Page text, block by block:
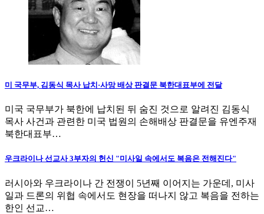
미 국무부, 김동식 목사 납치·사망 배상 판결문 북한대표부에 전달
미국 국무부가 북한에 납치된 뒤 숨진 것으로 알려진 김동식
목사 사건과 관련한 미국 법원의 손해배상 판결문을 유엔주재
북한대표부…
우크라이나 선교사 3부자의 헌신 "미사일 속에서도 복음은 전해진다"
러시아와 우크라이나 간 전쟁이 5년째 이어지는 가운데, 미사
일과 드론의 위협 속에서도 현장을 떠나지 않고 복음을 전하는
한인 선교…